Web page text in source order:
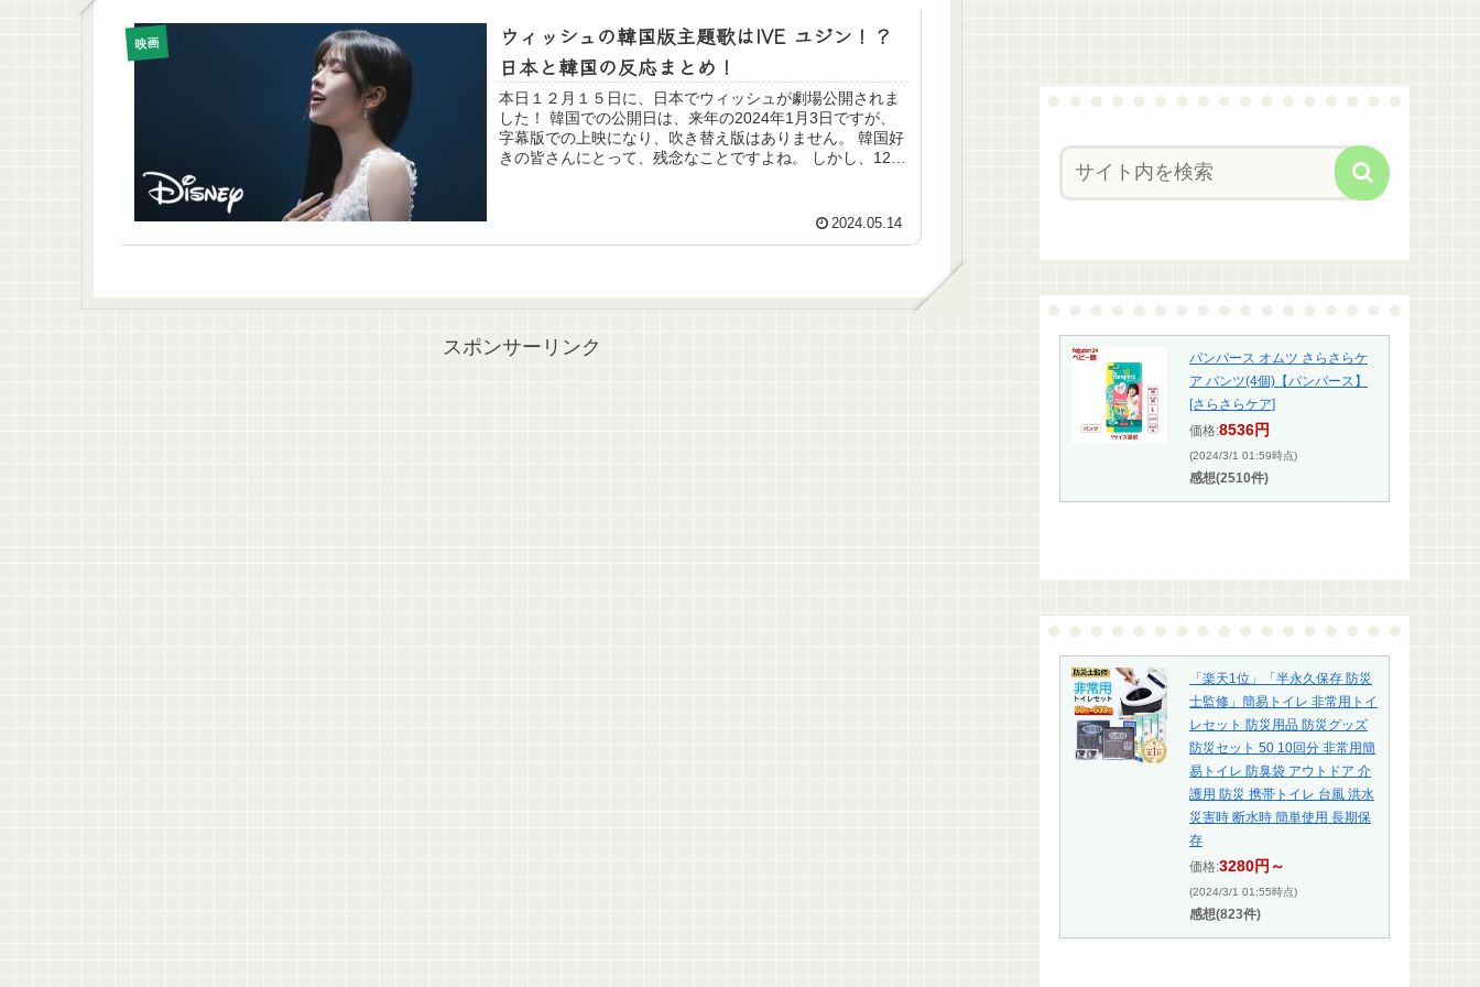
映画
ウィッシュの韓国版主題歌はIVE ユジン！？
日本と韓国の反応まとめ！
本日１２月１５日に、日本でウィッシュが劇場公開されま
した！ 韓国での公開日は、来年の2024年1月3日ですが、
字幕版での上映になり、吹き替え版はありません。 韓国好
きの皆さんにとって、残念なことですよね。 しかし、12月
2024.05.14
スポンサーリンク
パンパース オムツ さらさらケ
ア パンツ(4個)【パンパース】
[さらさらケア]
価格:8536円
(2024/3/1 01:59時点)
感想(2510件)
「楽天1位」「半永久保存 防災
士監修」簡易トイレ 非常用トイ
レセット 防災用品 防災グッズ
防災セット 50 10回分 非常用簡
易トイレ 防臭袋 アウトドア 介
護用 防災 携帯トイレ 台風 洪水
災害時 断水時 簡単使用 長期保
存
価格:3280円～
(2024/3/1 01:55時点)
感想(823件)